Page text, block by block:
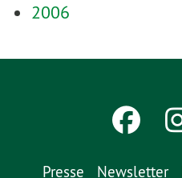
2006
Presse Newsletter